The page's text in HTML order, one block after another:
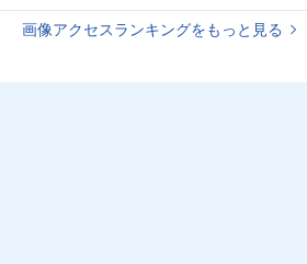
画像アクセスランキングをもっと見る